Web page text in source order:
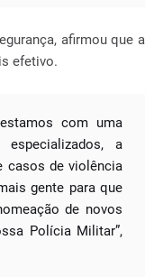
afirmou que a
efetivo.
com uma
a
casos de violência
gente para que
de novos
Polícia Militar”,